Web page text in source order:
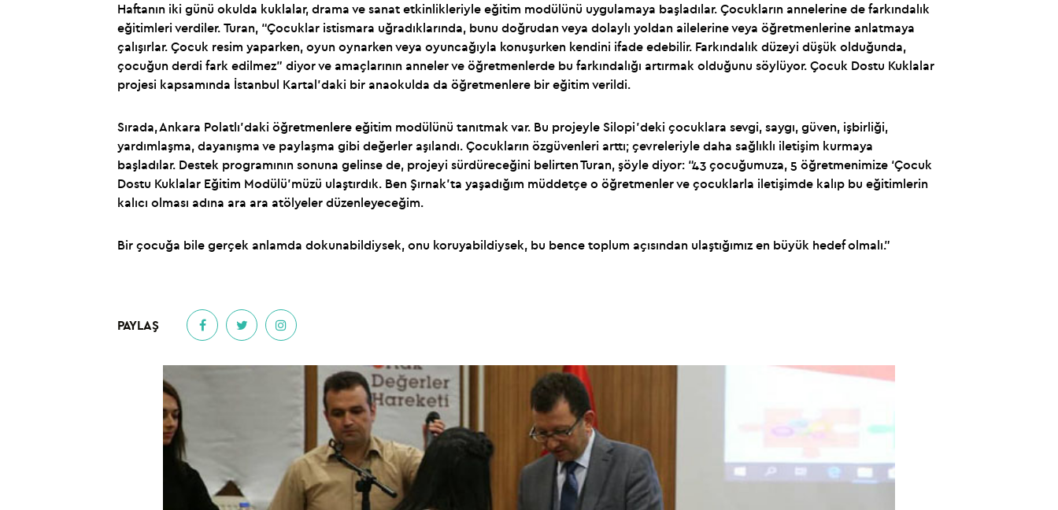
Haftanın iki günü okulda kuklalar, drama ve sanat etkinlikleriyle eğitim modülünü uygulamaya başladılar. Çocukların annelerine de farkındalık
eğitimleri verdiler. Turan, “Çocuklar istismara uğradıklarında, bunu doğrudan veya dolaylı yoldan ailelerine veya öğretmenlerine anlatmaya
çalışırlar. Çocuk resim yaparken, oyun oynarken veya oyuncağıyla konuşurken kendini ifade edebilir. Farkındalık düzeyi düşük olduğunda,
çocuğun derdi fark edilmez” diyor ve amaçlarının anneler ve öğretmenlerde bu farkındalığı artırmak olduğunu söylüyor. Çocuk Dostu Kuklalar
projesi kapsamında İstanbul Kartal’daki bir anaokulda da öğretmenlere bir eğitim verildi.
Sırada, Ankara Polatlı’daki öğretmenlere eğitim modülünü tanıtmak var. Bu projeyle Silopi’deki çocuklara sevgi, saygı, güven, işbirliği,
yardımlaşma, dayanışma ve paylaşma gibi değerler aşılandı. Çocukların özgüvenleri arttı; çevreleriyle daha sağlıklı iletişim kurmaya
başladılar. Destek programının sonuna gelinse de, projeyi sürdüreceğini belirten Turan, şöyle diyor: “43 çocuğumuza, 5 öğretmenimize ‘Çocuk
Dostu Kuklalar Eğitim Modülü’müzü ulaştırdık. Ben Şırnak’ta yaşadığım müddetçe o öğretmenler ve çocuklarla iletişimde kalıp bu eğitimlerin
kalıcı olması adına ara ara atölyeler düzenleyeceğim.
Bir çocuğa bile gerçek anlamda dokunabildiysek, onu koruyabildiysek, bu bence toplum açısından ulaştığımız en büyük hedef olmalı.”
PAYLAŞ